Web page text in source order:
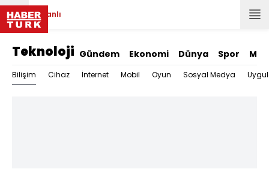
Canlı
Teknoloji Gündem Ekonomi Dünya Spor
Bilişim Cihaz İnternet Mobil Oyun Sosyal Medya